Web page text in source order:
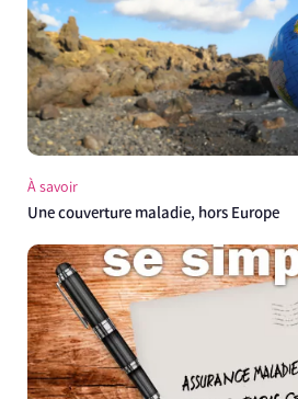
À savoir
Une couverture maladie, hors Europe